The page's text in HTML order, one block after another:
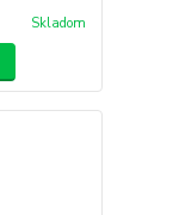
Skladom